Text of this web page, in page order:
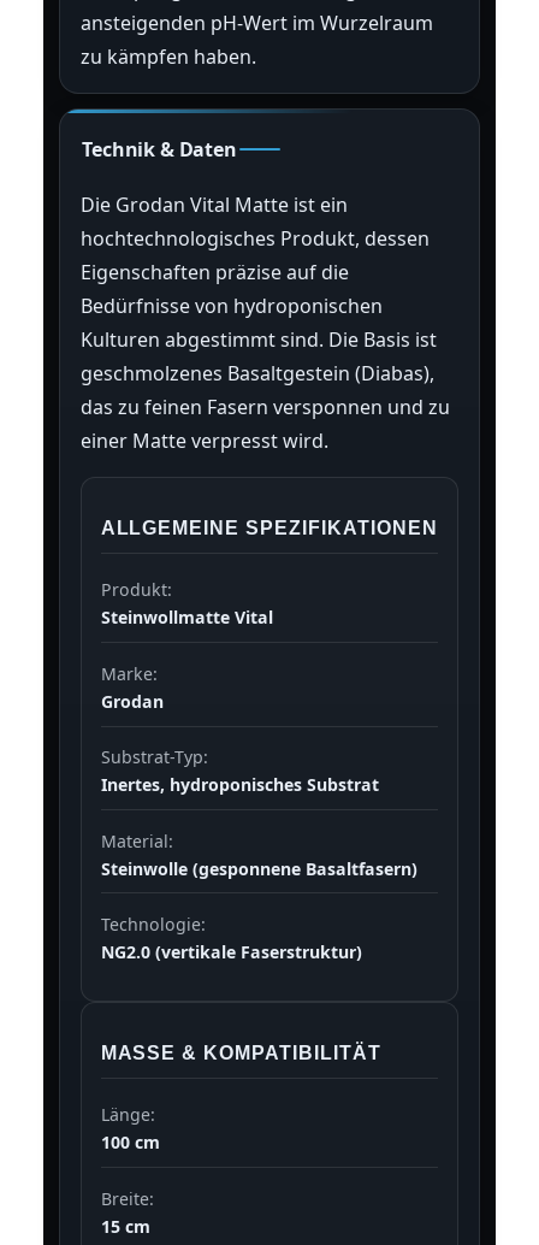
ansteigenden pH-Wert im Wurzelraum
zu kämpfen haben.
Technik & Daten
Die Grodan Vital Matte ist ein
hochtechnologisches Produkt, dessen
Eigenschaften präzise auf die
Bedürfnisse von hydroponischen
Kulturen abgestimmt sind. Die Basis ist
geschmolzenes Basaltgestein (Diabas),
das zu feinen Fasern versponnen und zu
einer Matte verpresst wird.
ALLGEMEINE SPEZIFIKATIONEN
Produkt:
Steinwollmatte Vital
Marke:
Grodan
Substrat-Typ:
Inertes, hydroponisches Substrat
Material:
Steinwolle (gesponnene Basaltfasern)
Technologie:
NG2.0 (vertikale Faserstruktur)
MASSE & KOMPATIBILITÄT
Länge:
100 cm
Breite:
15 cm